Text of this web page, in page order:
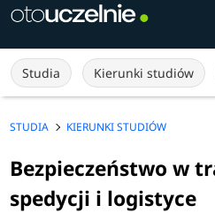
Studia Kierunki studiów
STUDIA KIERUNKI STUDIÓW
Bezpieczeństwo w
spedycji i logistyce